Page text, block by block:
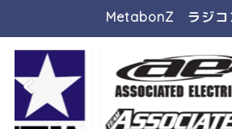
MetabonZ ラジコ